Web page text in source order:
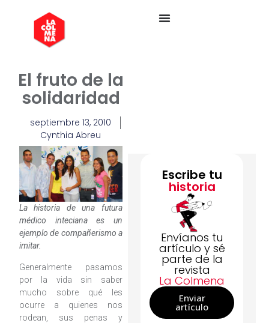
El fruto de la
solidaridad
septiembre 13, 2010
Cynthia Abreu
La historia de una futura
médico inteciana es un
ejemplo de compañerismo a
imitar.
Generalmente pasamos
por la vida sin saber
mucho sobre qué les
ocurre a quienes nos
rodean, sus penas y
Escribe tu
historia
Envíanos tu
artículo y sé
parte de la
revista
La Colmena
Enviar
artículo